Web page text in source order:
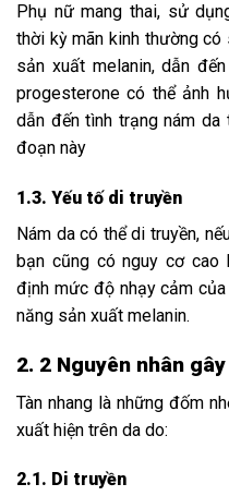
Phụ nữ mang thai, sử
thời kỳ mãn kinh thường
sản xuất melanin, dẫn
progesterone có thể ảnh
dẫn đến tình trạng nám
đoạn này
1.3. Yếu tố di truyền
Nám da có thể di truyền,
bạn cũng có nguy cơ cao
định mức độ nhạy cảm
năng sản xuất melanin.
2. 2 Nguyên nhân
Tàn nhang là những đốm
xuất hiện trên da do:
2.1. Di truyền